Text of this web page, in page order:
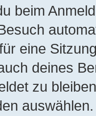
beim
eine
deines
zu